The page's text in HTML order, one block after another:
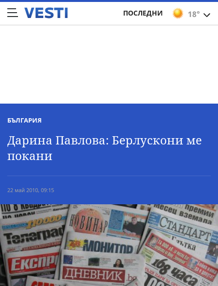
18°
ПОСЛЕДНИ
БЪЛГАРИЯ
Дарина Павлова: Берлускони ме
покани
22 май 2010, 09:15